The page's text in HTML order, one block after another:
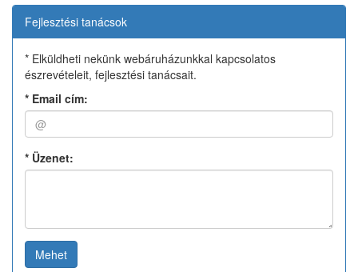
Fejlesztési tanácsok
* Elküldheti nekünk webáruházunkkal kapcsolatos
észrevételeit, fejlesztési tanácsait.
* Email cím:
* Üzenet:
Mehet